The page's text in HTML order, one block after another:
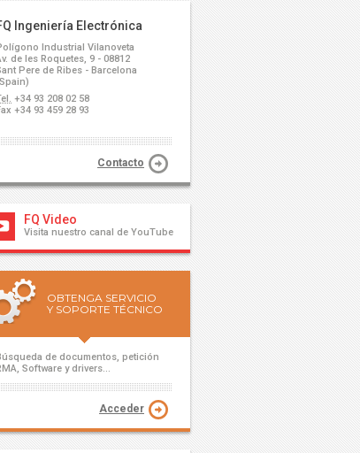
Ingeniería Electrónica
Industrial Vilanoveta
de les Roquetes, 9 - 08812
Pere de Ribes - Barcelona
+34 93 208 02 58
+34 93 459 28 93
Contacto
FQ Video
Visita nuestro canal de YouTube
OBTENGA SERVICIO
Y SOPORTE TÉCNICO
de documentos, petición
Software y drivers...
Acceder